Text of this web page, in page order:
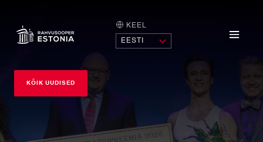
AVALEHT KEEL
KÕIK UUDISED